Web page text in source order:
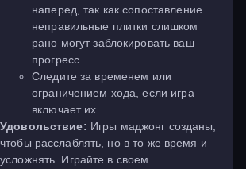
наперед, так как сопоставление
неправильные плитки слишком
рано могут заблокировать ваш
прогресс.
Следите за временем или
ограничением хода, если игра
включает их.
Удовольствие: Игры маджонг созданы,
чтобы расслаблять, но в то же время и
усложнять. Играйте в своем